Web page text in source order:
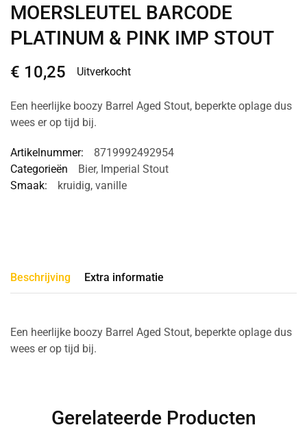
MOERSLEUTEL BARCODE
PLATINUM & PINK IMP STOUT
€ 10,25 Uitverkocht
Een heerlijke boozy Barrel Aged Stout, beperkte oplage dus
wees er op tijd bij.
Artikelnummer:
8719992492954
Categorieën
Bier, Imperial Stout
Smaak:
kruidig, vanille
Beschrijving Extra informatie
Een heerlijke boozy Barrel Aged Stout, beperkte oplage dus
wees er op tijd bij.
Gerelateerde Producten